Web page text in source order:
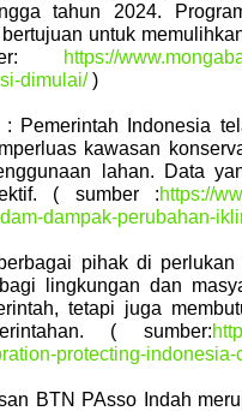
tahun 2024.
untuk
https://
dimulai/)
Pemerintah Indonesia
kawasan
lahan. Data
( sumber :https://
dampak-perubahan-
pihak di
lingkungan dan
tetapi juga
( sumber:
protecting-
BTN PAsso Indah